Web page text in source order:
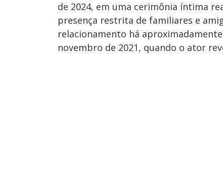
de 2024, em uma cerimônia íntima
presença restrita de familiares e
relacionamento há
novembro de 2021, quando o ator